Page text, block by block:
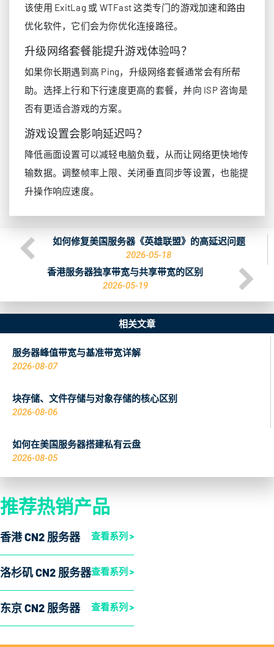
该使用 ExitLag 或 WTFast 这类专门的游戏加速和路由
优化软件，它们会为你优化连接路径。
升级网络套餐能提升游戏体验吗？
如果你长期遇到高 Ping，升级网络套餐通常会有所帮
助。选择上行和下行速度更高的套餐，并向 ISP 咨询是
否有更适合游戏的方案。
游戏设置会影响延迟吗？
降低画面设置可以减轻电脑负载，从而让网络更快地传
输数据。调整帧率上限、关闭垂直同步等设置，也能提
升操作响应速度。
如何修复美国服务器《英雄联盟》的高延迟问题
2026-05-18
香港服务器独享带宽与共享带宽的区别
2026-05-19
相关文章
服务器峰值带宽与基准带宽详解
2026-08-07
块存储、文件存储与对象存储的核心区别
2026-08-06
如何在美国服务器搭建私有云盘
2026-08-05
推荐热销产品
香港 CN2 服务器 查看系列 >
洛杉矶 CN2 服务器查看系列 >
东京 CN2 服务器 查看系列 >